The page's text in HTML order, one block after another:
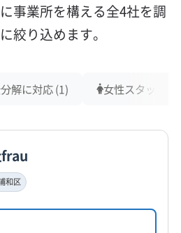
事業所を構える全4社を調
絞り込めます。
解に対応 (1) 女性スタッフ在
和区